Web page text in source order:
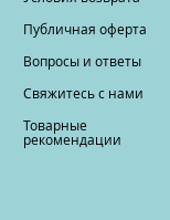
Публичная оферта
Вопросы и ответы
Свяжитесь с нами
Товарные
рекомендации